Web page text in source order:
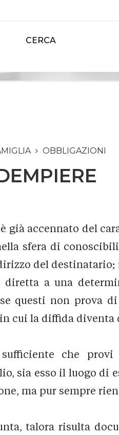
CERCA
OBBLIGAZIONI
già accennato del
sfera di
del destinatario;
a una
questi non prova
cui la diffida
sufficiente che
sia esso il luogo
ma pur sempre
talora risulta